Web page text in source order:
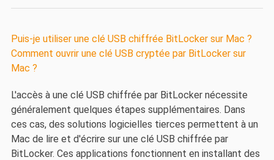
Puis-je utiliser une clé USB chiffrée BitLocker sur Mac ?
Comment ouvrir une clé USB cryptée par BitLocker sur
Mac ?
L'accès à une clé USB chiffrée par BitLocker nécessite
généralement quelques étapes supplémentaires. Dans
ces cas, des solutions logicielles tierces permettent à un
Mac de lire et d'écrire sur une clé USB chiffrée par
BitLocker. Ces applications fonctionnent en installant des